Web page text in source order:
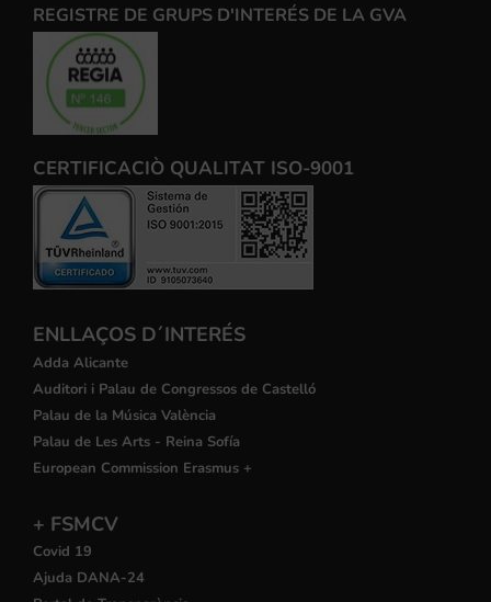
REGISTRE DE GRUPS D'INTERÉS DE LA GVA
CERTIFICACIÒ QUALITAT ISO-9001
ENLLAÇOS D´INTERÉS
Adda Alicante
Auditori i Palau de Congressos de Castelló
Palau de la Música València
Palau de Les Arts - Reina Sofía
European Commission Erasmus +
+ FSMCV
Covid 19
Ajuda DANA-24